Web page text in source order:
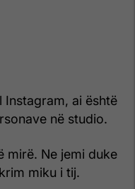
Instagram, ai është
në studio.
mirë. Ne jemi duke
miku i tij.